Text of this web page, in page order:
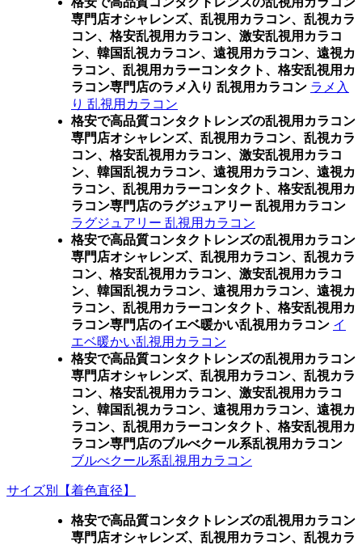
専門店オシャレンズ、乱視用カラコン、乱視カラ
コン、格安乱視用カラコン、激安乱視用カラコ
ン、韓国乱視カラコン、遠視用カラコン、遠視カ
ラコン、乱視用カラーコンタクト、格安乱視用カ
ラコン専門店のラメ入り 乱視用カラコン ラメ入
り 乱視用カラコン
格安で高品質コンタクトレンズの乱視用カラコン
専門店オシャレンズ、乱視用カラコン、乱視カラ
コン、格安乱視用カラコン、激安乱視用カラコ
ン、韓国乱視カラコン、遠視用カラコン、遠視カ
ラコン、乱視用カラーコンタクト、格安乱視用カ
ラコン専門店のラグジュアリー 乱視用カラコン
ラグジュアリー 乱視用カラコン
格安で高品質コンタクトレンズの乱視用カラコン
専門店オシャレンズ、乱視用カラコン、乱視カラ
コン、格安乱視用カラコン、激安乱視用カラコ
ン、韓国乱視カラコン、遠視用カラコン、遠視カ
ラコン、乱視用カラーコンタクト、格安乱視用カ
ラコン専門店のイエベ暖かい乱視用カラコン イ
エベ暖かい乱視用カラコン
格安で高品質コンタクトレンズの乱視用カラコン
専門店オシャレンズ、乱視用カラコン、乱視カラ
コン、格安乱視用カラコン、激安乱視用カラコ
ン、韓国乱視カラコン、遠視用カラコン、遠視カ
ラコン、乱視用カラーコンタクト、格安乱視用カ
ラコン専門店のブルべクール系乱視用カラコン
ブルべクール系乱視用カラコン
サイズ別【着色直径】
格安で高品質コンタクトレンズの乱視用カラコン
専門店オシャレンズ、乱視用カラコン、乱視カラ